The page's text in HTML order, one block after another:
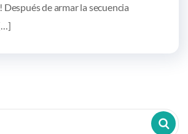
Después de armar la secuencia